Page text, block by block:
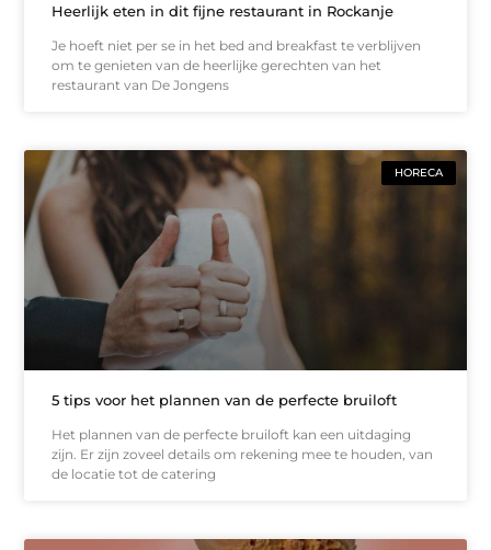
Heerlijk eten in dit fijne restaurant in Rockanje
Je hoeft niet per se in het bed and breakfast te verblijven
om te genieten van de heerlijke gerechten van het
restaurant van De Jongens
HORECA
5 tips voor het plannen van de perfecte bruiloft
Het plannen van de perfecte bruiloft kan een uitdaging
zijn. Er zijn zoveel details om rekening mee te houden, van
de locatie tot de catering